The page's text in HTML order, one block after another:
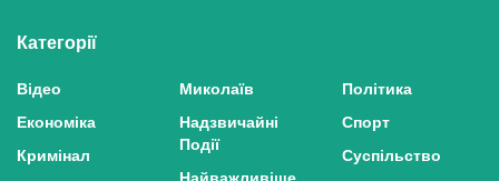
Категорії
Відео
Економіка
Кримінал
Миколаїв
Надзвичайні
Події
Найважливіше
Політика
Спорт
Суспільство